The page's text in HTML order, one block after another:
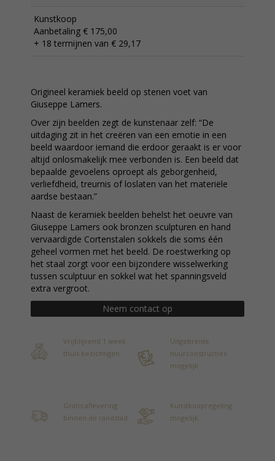
Kunstkoop
Aanbetaling € 175,00
+ 18 termijnen van € 29,17
Origineel keramiek beeld op stenen voet van
Giuseppe Lamers.
Over zijn beelden zegt de kunstenaar zelf: “De
uitdaging zit in het creëren van een emotie in een
beeld waardoor iemand die erdoor geraakt is er voor
altijd onlosmakelijk mee verbonden is. Een beeld dat
bepaalde gevoelens oproept als geborgenheid,
verliefdheid, treurnis of loslaten van het materiële
aardse bestaan.”
Naast de keramiek beelden behelst het oeuvre van
Giuseppe Lamers ook bronzen sculpturen en hand
vervaardigde Cortenstalen sokkels die soms één
geheel vormen met het beeld. De roestwerking op
het staal zorgt voor een bijzondere wisselwerking
tussen sculptuur en sokkel wat het spanningsveld
extra vergroot.
Neem contact op
Vrijblijvend 1 week
thuis bezichtigen
Uitgebreide
huurconstructies
mogelijk
Gratis aflevering
binnen de randstad
Kunstkoopregeling
mogelijk